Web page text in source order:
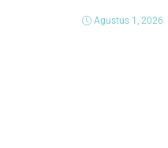
Agustus 1, 2026